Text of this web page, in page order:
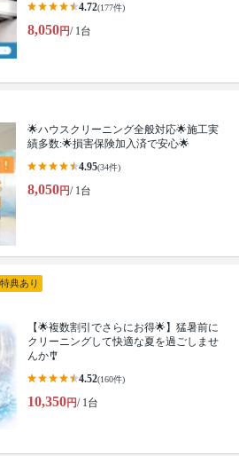
4.72(177件)
8,050円/ 1台
🌟ハウスクリーニング全般対応🌟施工実
績多数:🌟損害保険加入済で安心🌟
4.95(34件)
8,050円/ 1台
典あり
【🌟複数割引でさらにお得🌟】猛暑前に
クリーニングして快適な夏を過ごしませ
んか🎐
4.52(160件)
10,350円/ 1台